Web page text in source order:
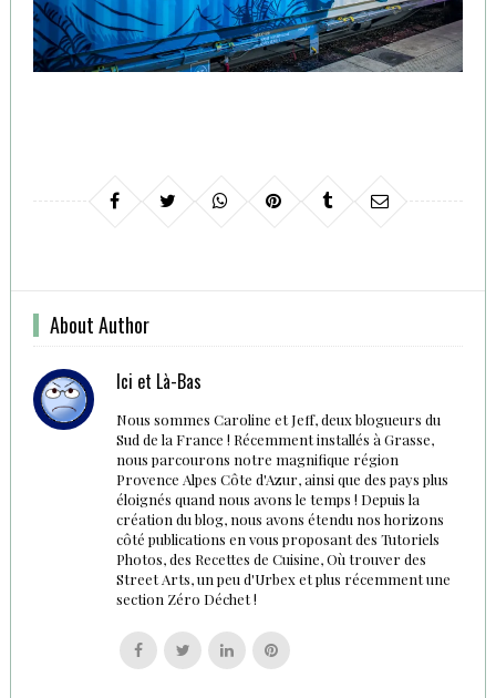
About Author
Ici et Là-Bas
Nous sommes Caroline et Jeff, deux blogueurs du
Sud de la France ! Récemment installés à Grasse,
nous parcourons notre magnifique région
Provence Alpes Côte d'Azur, ainsi que des pays plus
éloignés quand nous avons le temps ! Depuis la
création du blog, nous avons étendu nos horizons
côté publications en vous proposant des Tutoriels
Photos, des Recettes de Cuisine, Où trouver des
Street Arts, un peu d'Urbex et plus récemment une
section Zéro Déchet !
Follow
us
Follow
us
Follow
us
Follow
us